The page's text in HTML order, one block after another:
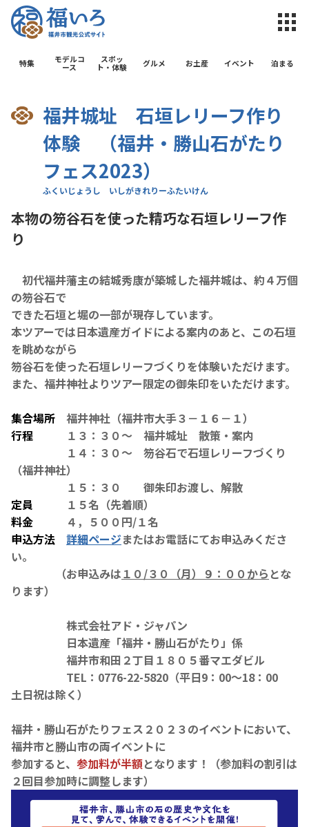
福井市観光
特集
モデルコ
ース
スポッ
ト・体験
グルメ お土産 イベント 泊まる
福井城址 石垣レリーフ作り
体験 （福井・勝山石がたり
フェス2023）
本物の笏谷石を使った精巧な石垣レリーフ作
り
初代福井藩主の結城秀康が築城した福井城は、約４万個
の笏谷石で
できた石垣と堀の一部が現存しています。
本ツアーでは日本遺産ガイドによる案内のあと、この石垣
を眺めながら
笏谷石を使った石垣レリーフづくりを体験いただけます。
また、福井神社よりツアー限定の御朱印をいただけます。
集合場所 福井神社（福井市大手３－１６－１）
行程 １３：３０～ 福井城址 散策・案内
１４：３０～ 笏谷石で石垣レリーフづくり
（福井神社）
１５：３０ 御朱印お渡し、解散
定員
１５名（先着順）
料金 ４，５００円/１名
申込方法
詳細ページまたはお電話にてお申込みくださ
い。
（お申込みは１０/３０（月）９：００から とな
ります）
株式会社アド・ジャパン
日本遺産「福井・勝山石がたり」係
福井市和田２丁目１８０５番マエダビル
TEL：0776-22-5820（平日9：00～18：00
土日祝は除く）
福井・勝山石がたりフェス２０２３のイベントにおいて、
福井市と勝山市の両イベントに
参加すると、 参加料が半額となります！（参加料の割引は
２回目参加時に調整します）